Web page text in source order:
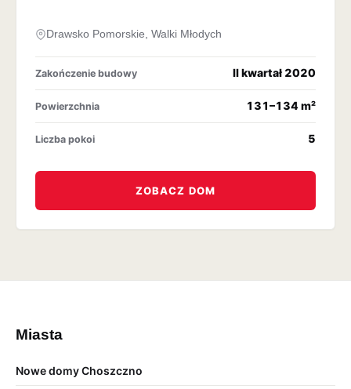
Drawsko Pomorskie, Walki Młodych
Zakończenie budowy II kwartał 2020
Powierzchnia 131–134 m²
Liczba pokoi 5
ZOBACZ DOM
Miasta
Nowe domy Choszczno